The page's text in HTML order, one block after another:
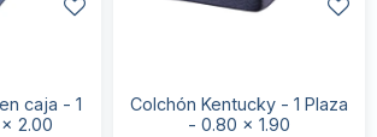
caja - 1
2.00
Colchón Kentucky - 1 Plaza
- 0.80 x 1.90